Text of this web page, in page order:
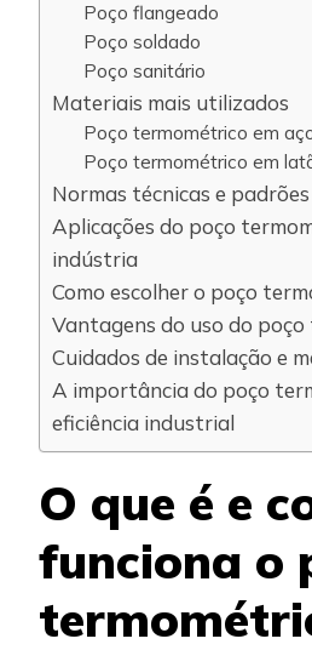
Poço flangeado
Poço soldado
Poço sanitário
Materiais mais utilizados
Poço termométrico em
Poço termométrico em
Normas técnicas e
Aplicações do poço
indústria
Como escolher o poço
Vantagens do uso do
Cuidados de instalação e
A importância do poço
eficiência industrial
O que é e
funciona o